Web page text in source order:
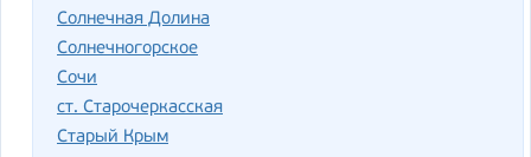
Солнечная Долина
Солнечногорское
Сочи
ст. Старочеркасская
Старый Крым